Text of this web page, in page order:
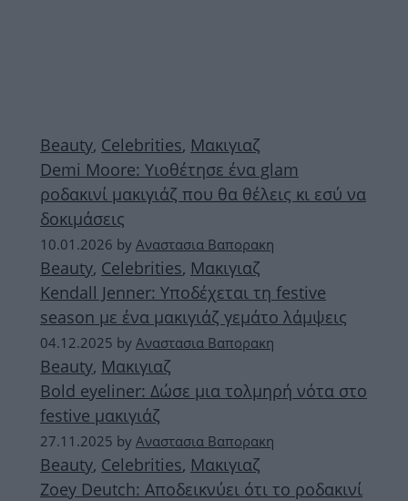
Beauty, Celebrities, Μακιγιαζ
Demi Moore: Υιοθέτησε ένα glam
ροδακινί μακιγιάζ που θα θέλεις κι εσύ να
δοκιμάσεις
10.01.2026 by Αναστασια Βαπορακη
Beauty, Celebrities, Μακιγιαζ
Kendall Jenner: Υποδέχεται τη festive
season με ένα μακιγιάζ γεμάτο λάμψεις
04.12.2025 by Αναστασια Βαπορακη
Beauty, Μακιγιαζ
Bold eyeliner: Δώσε μια τολμηρή νότα στο
festive μακιγιάζ
27.11.2025 by Αναστασια Βαπορακη
Beauty, Celebrities, Μακιγιαζ
Zoey Deutch: Αποδεικνύει ότι το ροδακινί